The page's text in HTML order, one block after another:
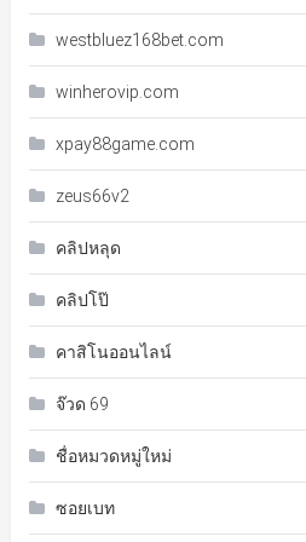
westbluez168bet.com
winherovip.com
xpay88game.com
zeus66v2
คลิปหลุด
คลิปโป๊
คาสิโนออนไลน์
จ๊วด 69
ชื่อหมวดหมู่ใหม่
ซอยเบท